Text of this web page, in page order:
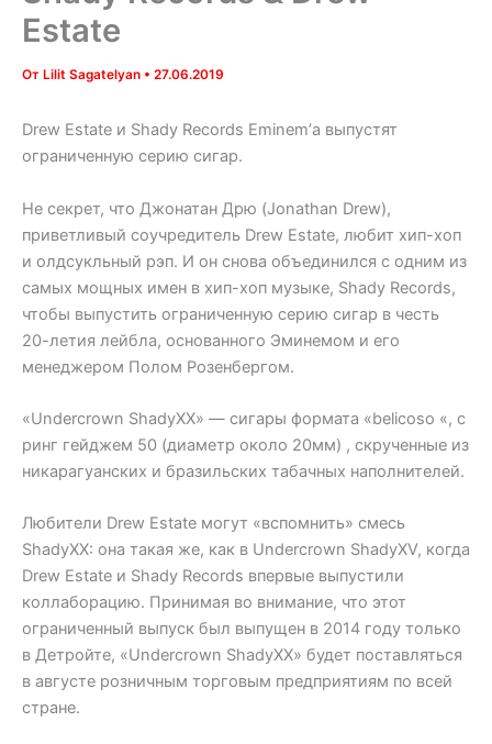
Estate
От Lilit Sagatelyan • 27.06.2019
Drew Estate и Shady Records Eminem’а выпустят
ограниченную серию сигар.
Не секрет, что Джонатан Дрю (Jonathan Drew),
приветливый соучредитель Drew Estate, любит хип-хоп
и олдсукльный рэп. И он снова объединился с одним из
самых мощных имен в хип-хоп музыке, Shady Records,
чтобы выпустить ограниченную серию сигар в честь
20-летия лейбла, основанного Эминемом и его
менеджером Полом Розенбергом.
«Undercrown ShadyXX» — сигары формата «belicoso «, с
ринг гейджем 50 (диаметр около 20мм) , скрученные из
никарагуанских и бразильских табачных наполнителей.
Любители Drew Estate могут «вспомнить» смесь
ShadyXX: она такая же, как в Undercrown ShadyXV, когда
Drew Estate и Shady Records впервые выпустили
коллаборацию. Принимая во внимание, что этот
ограниченный выпуск был выпущен в 2014 году только
в Детройте, «Undercrown ShadyXX» будет поставляться
в августе розничным торговым предприятиям по всей
стране.